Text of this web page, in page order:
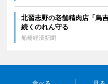
北習志野の老舗精肉店「鳥
続くのれん守る
船橋経済新聞